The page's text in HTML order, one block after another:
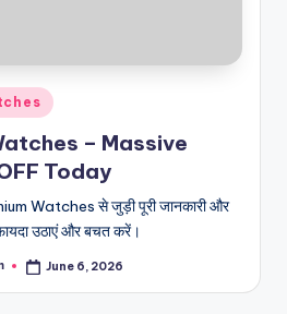
– Massive
Today
Watches से जुड़ी पूरी जानकारी और
उठाएं और बचत करें।
June 6, 2026